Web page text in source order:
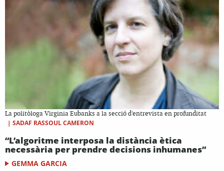
La politòloga Virginia Eubanks a la secció d'entrevista en profunditat
| SADAF RASSOUL CAMERON
“L’algoritme interposa la distància ètica
necessària per prendre decisions inhumanes”
GEMMA GARCIA